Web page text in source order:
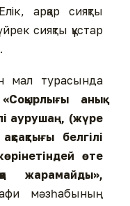
арқар сияқты
сияқты құстар
мал турасында
«Соқырлығы анық
аурушаң, (жүре
белгілі
өте
жарамайды»,
мәзһабының